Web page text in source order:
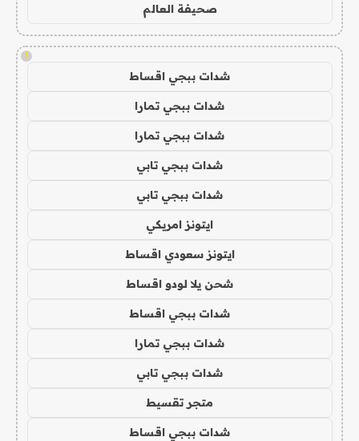
صحيفة العالم
!
شدات ببجي اقساط
شدات ببجي تمارا
شدات ببجي تمارا
شدات ببجي تابي
شدات ببجي تابي
ايتونز امريكي
ايتونز سعودي اقساط
شحن يلا لودو اقساط
شدات ببجي اقساط
شدات ببجي تمارا
شدات ببجي تابي
متجر تقسيط
شدات ببجي اقساط